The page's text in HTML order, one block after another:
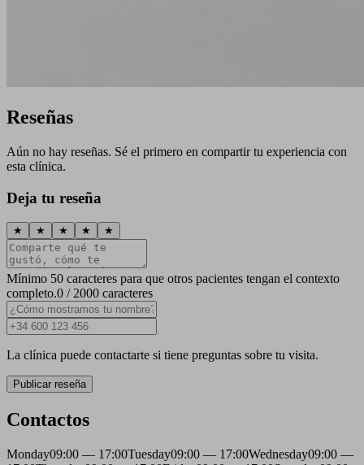
Reseñas
Aún no hay reseñas. Sé el primero en compartir tu experiencia con
esta clínica.
Deja tu reseña
★ ★ ★ ★ ★
Mínimo 50 caracteres para que otros pacientes tengan el contexto
completo.0 / 2000 caracteres
La clínica puede contactarte si tiene preguntas sobre tu visita.
Publicar reseña
Contactos
Monday09:00 — 17:00Tuesday09:00 — 17:00Wednesday09:00 —